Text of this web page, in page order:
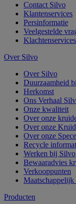
Contact Silvo
Klantenservices
Persinformatie
Veelgestelde
Klachtenservices
Over Silvo
Over Silvo
Duurzaamheid
Herkomst
Ons Verhaal
Onze kwaliteit
Over onze
Over onze
Over onze
Recycle
Werken bij Silvo
Bewaaradvies
Verkooppunten
Producten